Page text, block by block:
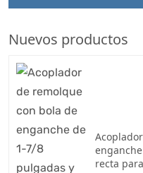
Nuevos productos
recta